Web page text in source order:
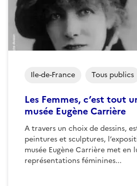
Les Femmes, c’est tout
musée Eugène Carrière
A travers un choix de dessins,
peintures et sculptures,
musée Eugène Carrière met en
représentations féminines...
Ile-de-France Tous publics